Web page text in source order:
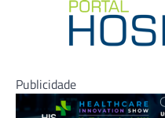
Publicidade